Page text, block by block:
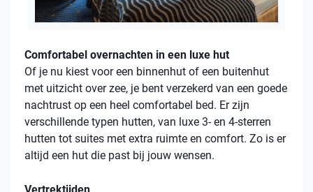
Comfortabel overnachten in een luxe hut
Of je nu kiest voor een binnenhut of een buitenhut
met uitzicht over zee, je bent verzekerd van een goede
nachtrust op een heel comfortabel bed. Er zijn
verschillende typen hutten, van luxe 3- en 4-sterren
hutten tot suites met extra ruimte en comfort. Zo is er
altijd een hut die past bij jouw wensen.